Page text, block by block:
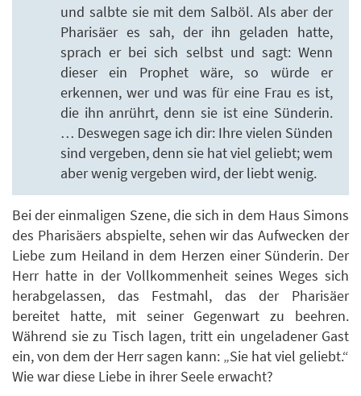
und salbte sie mit dem Salböl. Als aber der
Pharisäer es sah, der ihn geladen hatte,
sprach er bei sich selbst und sagt: Wenn
dieser ein Prophet wäre, so würde er
erkennen, wer und was für eine Frau es ist,
die ihn anrührt, denn sie ist eine Sünderin.
… Deswegen sage ich dir: Ihre vielen Sünden
sind vergeben, denn sie hat viel geliebt; wem
aber wenig vergeben wird, der liebt wenig.
Bei der einmaligen Szene, die sich in dem Haus Simons
des Pharisäers abspielte, sehen wir das Aufwecken der
Liebe zum Heiland in dem Herzen einer Sünderin. Der
Herr hatte in der Vollkommenheit seines Weges sich
herabgelassen, das Festmahl, das der Pharisäer
bereitet hatte, mit seiner Gegenwart zu beehren.
Während sie zu Tisch lagen, tritt ein ungeladener Gast
ein, von dem der Herr sagen kann: „Sie hat viel geliebt.“
Wie war diese Liebe in ihrer Seele erwacht?